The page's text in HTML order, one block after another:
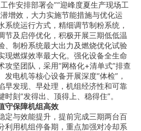
作安排部署会”“迎峰度夏生产现场工
增效，大力实施节能措施与优化运
系统运行方式，精细调节制粉系统，
节及启停优化，积极开展三期低低温
、制粉系统最大出力及燃烧优化试验
现燃煤效率最大化。强化设备全生命
攻坚团队，采用“网格化+清单式”排查
电机等核心设备开展深度“体检”，
早发现、早处理，机组经济性和可靠
刻“发得出、顶得上、稳得住”。
守保障机组高效
定与效能提升，提前完成三期两台百
利用机组停备期，重点加强对冷却系